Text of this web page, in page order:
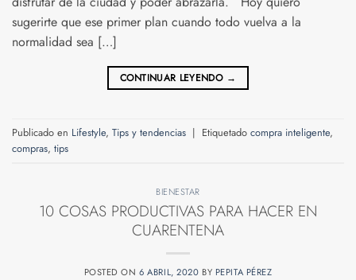
sugerirte que ese primer plan cuando todo vuelva a la
normalidad sea […]
CONTINUAR LEYENDO →
Publicado en Lifestyle, Tips y tendencias | Etiquetado compra inteligente,
compras, tips
BIENESTAR
10 COSAS PRODUCTIVAS PARA HACER EN
CUARENTENA
POSTED ON6 ABRIL, 2020 BY PEPITA PÉREZ